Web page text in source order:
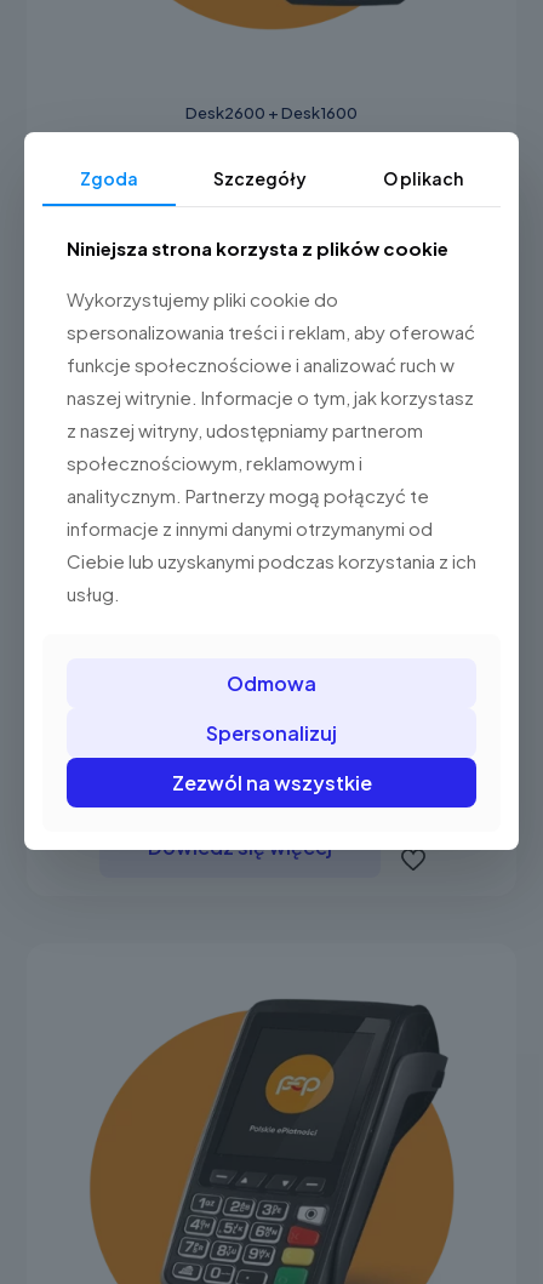
Desk2600 + Desk1600
Dowiedz się więcej
Ingenico LANE 3000
Dowiedz się więcej
Zgoda Szczegóły O plikach
Niniejsza strona korzysta z plików cookie
Wykorzystujemy pliki cookie do
spersonalizowania treści i reklam, aby oferować
funkcje społecznościowe i analizować ruch w
naszej witrynie. Informacje o tym, jak korzystasz
z naszej witryny, udostępniamy partnerom
społecznościowym, reklamowym i
analitycznym. Partnerzy mogą połączyć te
informacje z innymi danymi otrzymanymi od
Ciebie lub uzyskanymi podczas korzystania z ich
usług.
Odmowa
Spersonalizuj
Zezwól na wszystkie